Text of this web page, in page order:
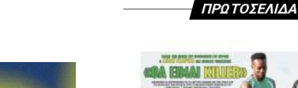
ΠΡΩΤΟΣΕΛΙΔΑ